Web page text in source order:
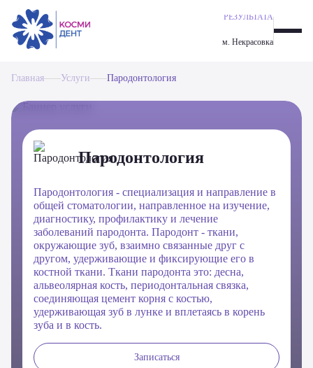
м. Некрасовка
ИМПЛАНТАЦИЯ ALL-ON-6
ОДНОМОМЕНТНАЯ ИМПЛАНТАЦИЯ ЗУБОВ
ПАРОДОНТОЛОГИЯ
ПРОТЕЗИРОВАНИЕ ЗУБОВ
ХИРУРГИЯ
Главная Услуги Пародонтология
Пародонтология
Пародонтология - специализация и направление в
общей стоматологии, направленное на изучение,
диагностику, профилактику и лечение
заболеваний пародонта. Пародонт - ткани,
окружающие зуб, взаимно связанные друг с
другом, удерживающие и фиксирующие его в
костной ткани. Ткани пародонта это: десна,
альвеолярная кость, периодонтальная связка,
соединяющая цемент корня с костью,
удерживающая зуб в лунке и вплетаясь в корень
зуба и в кость.
Записаться